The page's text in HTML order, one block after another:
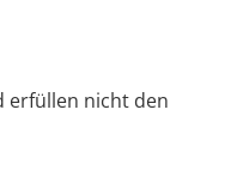
erfüllen nicht den